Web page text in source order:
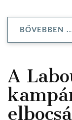
BŐVEBBEN
A